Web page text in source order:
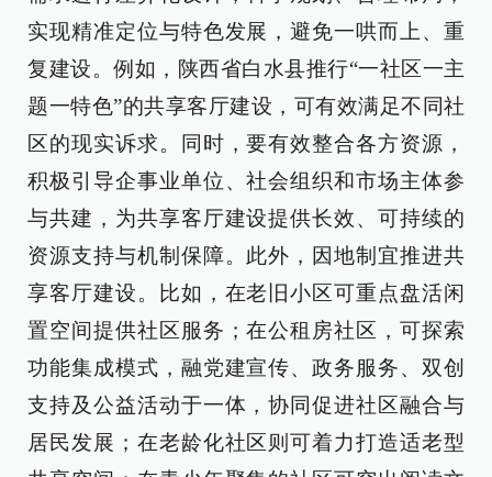
实现精准定位与特色发展，避免一哄而上、重
复建设。例如，陕西省白水县推行“一社区一主
题一特色”的共享客厅建设，可有效满足不同社
区的现实诉求。同时，要有效整合各方资源，
积极引导企事业单位、社会组织和市场主体参
与共建，为共享客厅建设提供长效、可持续的
资源支持与机制保障。此外，因地制宜推进共
享客厅建设。比如，在老旧小区可重点盘活闲
置空间提供社区服务；在公租房社区，可探索
功能集成模式，融党建宣传、政务服务、双创
支持及公益活动于一体，协同促进社区融合与
居民发展；在老龄化社区则可着力打造适老型